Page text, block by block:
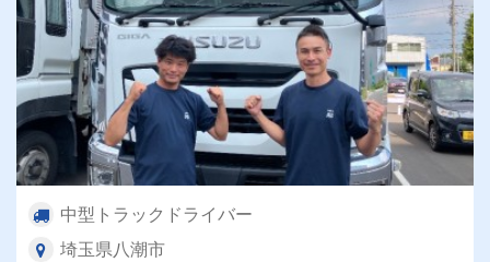
中型トラックドライバー
埼玉県八潮市